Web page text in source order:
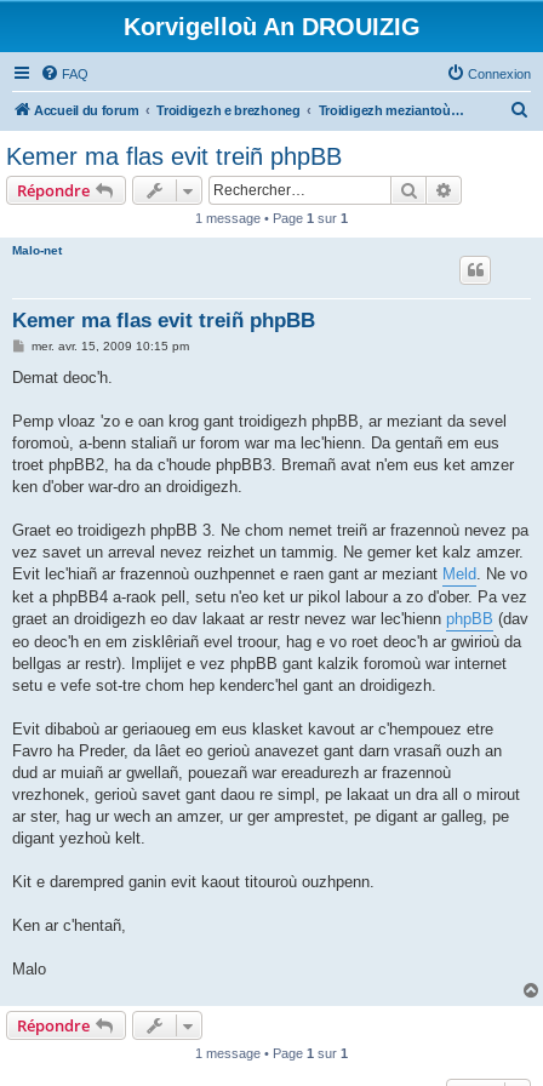
Korvigelloù An DROUIZIG
FAQ Connexion
Accueil du forum Troidigezh e brezhoneg Troidigezh meziantoù all (frank a wirioù evit an darn vrasañ anezho)
Kemer ma flas evit treiñ phpBB
Répondre Rechercher
1 message • Page 1 sur 1
Malo-net
Kemer ma flas evit treiñ phpBB
M
s
g
mer. avr. 15, 2009 10:15 pm
Demat deoc'h.
Pemp vloaz 'zo e oan krog gant troidigezh phpBB, ar meziant da sevel
foromoù, a-benn staliañ ur forom war ma lec'hienn. Da gentañ em eus
troet phpBB2, ha da c'houde phpBB3. Bremañ avat n'em eus ket amzer
ken d'ober war-dro an droidigezh.
Graet eo troidigezh phpBB 3. Ne chom nemet treiñ ar frazennoù nevez pa
vez savet un arreval nevez reizhet un tammig. Ne gemer ket kalz amzer.
Evit lec'hiañ ar frazennoù ouzhpennet e raen gant ar meziant Meld. Ne vo
ket a phpBB4 a-raok pell, setu n'eo ket ur pikol labour a zo d'ober. Pa vez
graet an droidigezh eo dav lakaat ar restr nevez war lec'hienn phpBB (dav
eo deoc'h en em zisklêriañ evel troour, hag e vo roet deoc'h ar gwirioù da
bellgas ar restr). Implijet e vez phpBB gant kalzik foromoù war internet
setu e vefe sot-tre chom hep kenderc'hel gant an droidigezh.
Evit dibaboù ar geriaoueg em eus klasket kavout ar c'hempouez etre
Favro ha Preder, da lâet eo gerioù anavezet gant darn vrasañ ouzh an
dud ar muiañ ar gwellañ, pouezañ war ereadurezh ar frazennoù
vrezhonek, gerioù savet gant daou re simpl, pe lakaat un dra all o mirout
ar ster, hag ur wech an amzer, ur ger amprestet, pe digant ar galleg, pe
digant yezhoù kelt.
Kit e darempred ganin evit kaout titouroù ouzhpenn.
Ken ar c'hentañ,
Malo
Répondre
1 message • Page 1 sur 1